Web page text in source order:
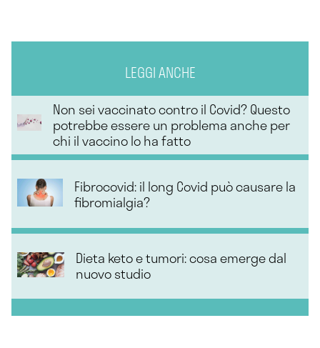
LEGGI ANCHE
Non sei vaccinato contro il Covid? Questo
potrebbe essere un problema anche per
chi il vaccino lo ha fatto
Fibrocovid: il long Covid può causare la
fibromialgia?
Dieta keto e tumori: cosa emerge dal
nuovo studio